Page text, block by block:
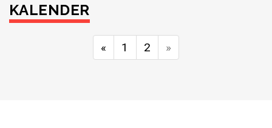
KALENDER
« 1 2 »